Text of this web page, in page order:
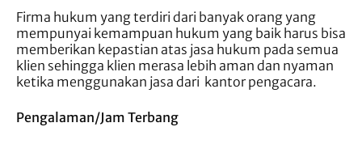
Firma hukum yang terdiri dari banyak orang yang
mempunyai kemampuan hukum yang baik harus bisa
memberikan kepastian atas jasa hukum pada semua
klien sehingga klien merasa lebih aman dan nyaman
ketika menggunakan jasa dari kantor pengacara.
Pengalaman/Jam Terbang